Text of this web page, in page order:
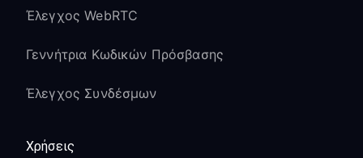
να εξακολουθούν να λειτουργούν
πρόγραμμα περιήγησης της Samsung
VPN
Χρειάζεστε
Έλεγχος WebRTC
Γεννήτρια Κωδικών Πρόσβασης
Έλεγχος Συνδέσμων
Χρήσεις